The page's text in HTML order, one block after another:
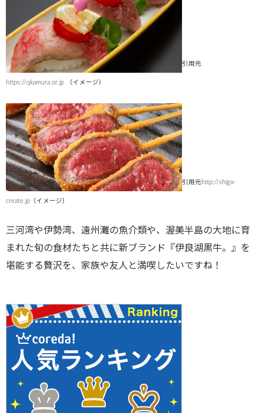
引用元
https://qkamura.or.jp （イメージ）
引用元http://shiga-
create.jp（イメージ）
三河湾や伊勢湾、遠州灘の魚介類や、渥美半島の大地に育
まれた旬の食材たちと共に新ブランド『伊良湖黒牛。』を
堪能する贅沢を、家族や友人と満喫したいですね！